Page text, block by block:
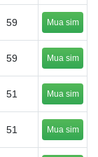
59 Mua sim
59 Mua sim
51 Mua sim
51 Mua sim